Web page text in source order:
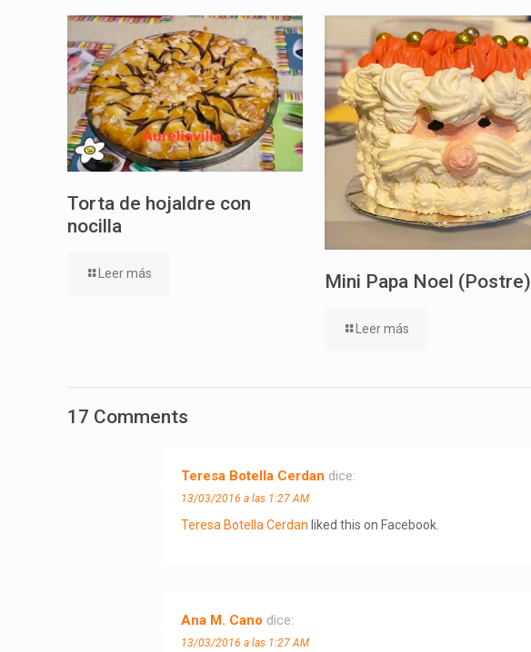
Torta de hojaldre con
nocilla
Leer más Mini Papa Noel (Postre)
Leer más
17 Comments
Teresa Botella Cerdan dice:
13/03/2016 a las 1:27 AM
Teresa Botella Cerdan liked this on Facebook.
Ana M. Cano dice:
13/03/2016 a las 1:27 AM